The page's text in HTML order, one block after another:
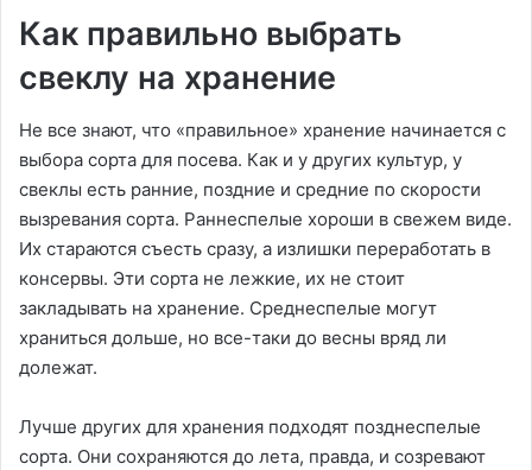
Как правильно выбрать
свеклу на хранение
Не все знают, что «правильное» хранение начинается с
выбора сорта для посева. Как и у других культур, у
свеклы есть ранние, поздние и средние по скорости
вызревания сорта. Раннеспелые хороши в свежем виде.
Их стараются съесть сразу, а излишки переработать в
консервы. Эти сорта не лежкие, их не стоит
закладывать на хранение. Среднеспелые могут
храниться дольше, но все-таки до весны вряд ли
долежат.
Лучше других для хранения подходят позднеспелые
сорта. Они сохраняются до лета, правда, и созревают